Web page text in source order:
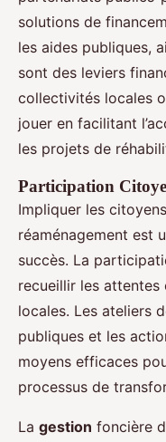
solutions de
les aides publiques,
sont des leviers
collectivités locales
jouer en facilitant
les projets de
Participation
Impliquer les
réaménagement est
succès. La
recueillir les
locales. Les ateliers
publiques et les
moyens efficaces
processus de
La gestion foncière